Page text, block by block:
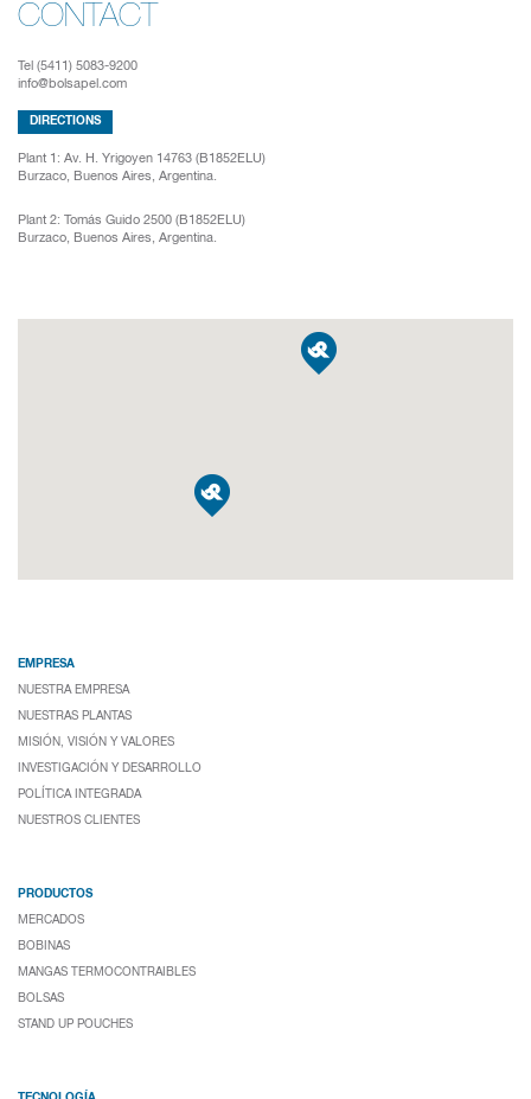
CONTACT
Tel (5411) 5083-9200
info@bolsapel.com
DIRECTIONS
Plant 1: Av. H. Yrigoyen 14763 (B1852ELU)
Burzaco, Buenos Aires, Argentina.
Plant 2:
Tomás Guido 2500 (B1852ELU)
Burzaco, Buenos Aires, Argentina.
EMPRESA
NUESTRA EMPRESA
NUESTRAS PLANTAS
MISIÓN, VISIÓN Y VALORES
INVESTIGACIÓN Y DESARROLLO
POLÍTICA INTEGRADA
NUESTROS CLIENTES
PRODUCTOS
MERCADOS
BOBINAS
MANGAS TERMOCONTRAIBLES
BOLSAS
STAND UP POUCHES